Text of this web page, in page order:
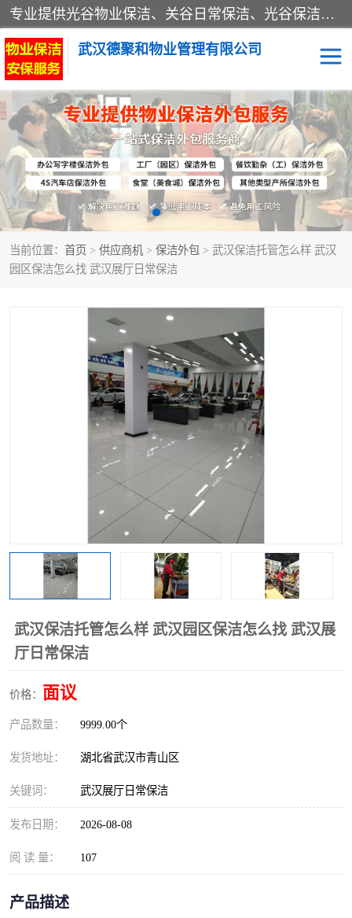
专业提供光谷物业保洁、关谷日常保洁、光谷保洁外包及武汉其他城区的单位日常保洁 武汉德聚和物业管理有限公司致力于打造中国专业物业保洁服务、日常保洁及其他保洁清洗外包服务。自公司成立以来提倡以先进的物业管理理念和模式经营，谋篇布局，以“至诚服务、精益求精、规范管理、锐意拓新”为质量方针，强化内部管理，为业主提供专业化、标准化和精细化的全方位物业服务，管理服务水平得到了广大业主和业内人士的一致好评。
武汉德聚和物业管理有限公司
当前位置： 首页 > 供应商机 > 保洁外包 > 武汉保洁托管怎么样 武汉
园区保洁怎么找 武汉展厅日常保洁
武汉保洁托管怎么样 武汉园区保洁怎么找 武汉展
厅日常保洁
价格： 面议
产品数量： 9999.00个
发货地址： 湖北省武汉市青山区
关键词： 武汉展厅日常保洁
发布日期： 2026-08-08
阅 读 量： 107
产品描述
保洁外包